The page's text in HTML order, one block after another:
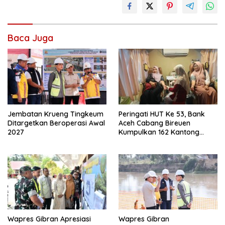
Baca Juga
Jembatan Krueng Tingkeum
Ditargetkan Beroperasi Awal
2027
Peringati HUT Ke 53, Bank
Aceh Cabang Bireuen
Kumpulkan 162 Kantong
Wapres Gibran Apresiasi
Wapres Gibran